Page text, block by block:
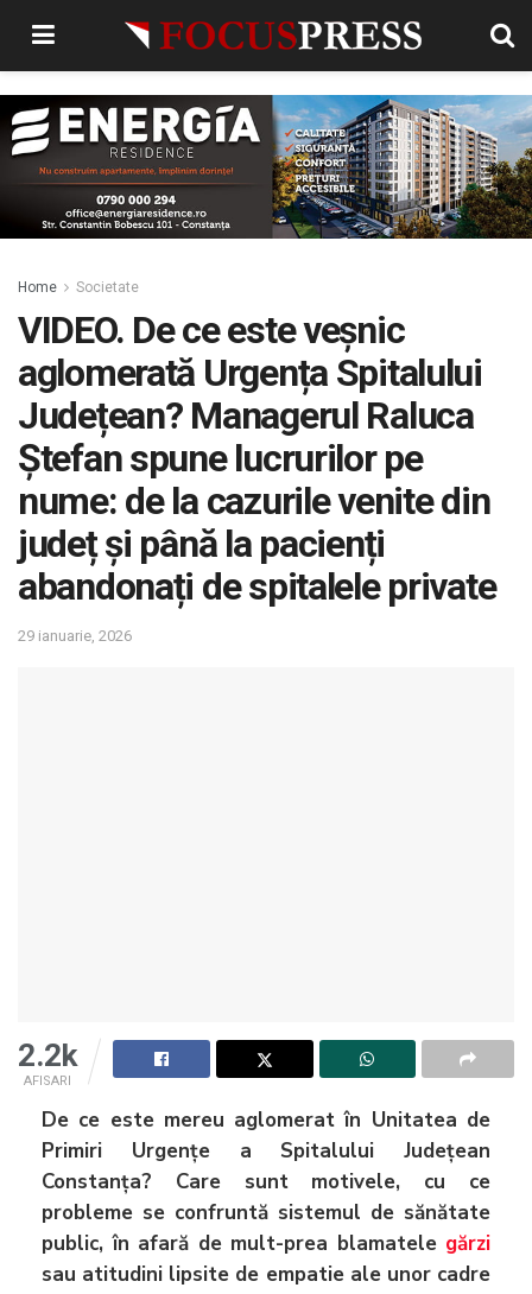
Home Societate
VIDEO. De ce este veșnic
aglomerată Urgența Spitalului
Județean? Managerul Raluca
Ștefan spune lucrurilor pe
nume: de la cazurile venite din
județ și până la pacienți
abandonați de spitalele private
29 ianuarie, 2026
2.2k
AFISARI
De ce este mereu aglomerat în Unitatea de
Primiri Urgențe a Spitalului Județean
Constanța? Care sunt motivele, cu ce
probleme se confruntă sistemul de sănătate
public, în afară de mult-prea blamatele gărzi
sau atitudini lipsite de empatie ale unor cadre